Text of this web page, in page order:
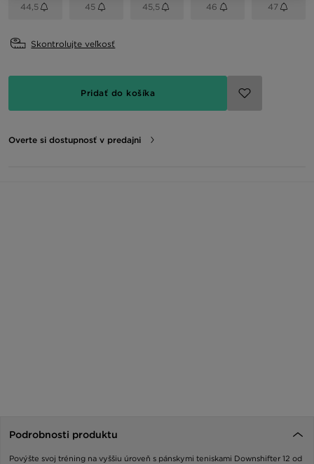
44,5 45 45,5 46 47
Skontrolujte veľkosť
Pridať do košíka
Overte si dostupnosť v predajni
Podrobnosti produktu
Povýšte svoj tréning na vyššiu úroveň s pánskymi teniskami Downshifter 12 od